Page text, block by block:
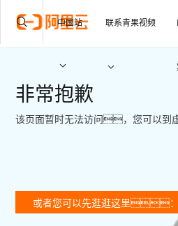
产品 解决
中国站 联系青果视频
非常抱歉
该页面暂时无法访问，您可以到
或者您可以先逛逛这里：